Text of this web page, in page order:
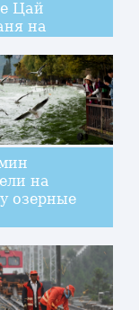
Цай
на
на
озерные